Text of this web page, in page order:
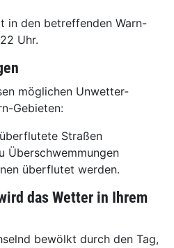
in den betreffenden Warn-
Uhr.
möglichen Unwetter-
Gebieten:
Straßen
Überschwemmungen
überflutet werden.
das Wetter in Ihrem
bewölkt durch den Tag,